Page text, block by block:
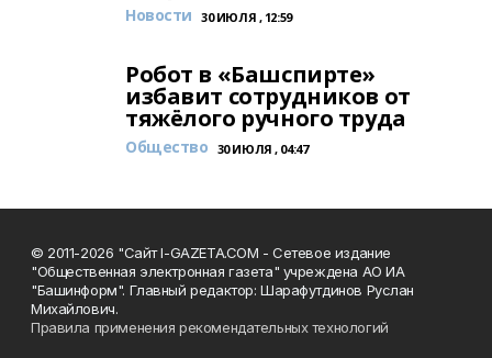
Новости 30 ИЮЛЯ , 12:59
Робот в «Башспирте»
избавит сотрудников от
тяжёлого ручного труда
Общество 30 ИЮЛЯ , 04:47
© 2011-2026 "Сайт I-GAZETA.COM - Сетевое издание
"Общественная электронная газета" учреждена АО ИА
"Башинформ". Главный редактор: Шарафутдинов Руслан
Михайлович.
Правила применения рекомендательных технологий